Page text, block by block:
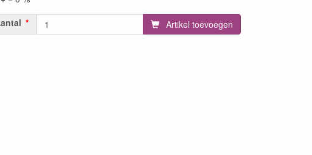
Artikel toevoegen